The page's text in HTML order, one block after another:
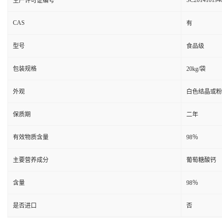
CAS 有
型号 食品级
包装规格 20kg/袋
外观 白色结晶或
保质期 二年
有效物质含量 98％
主要营养成分 葡萄糖酸钙
含量 98％
是否进口 否